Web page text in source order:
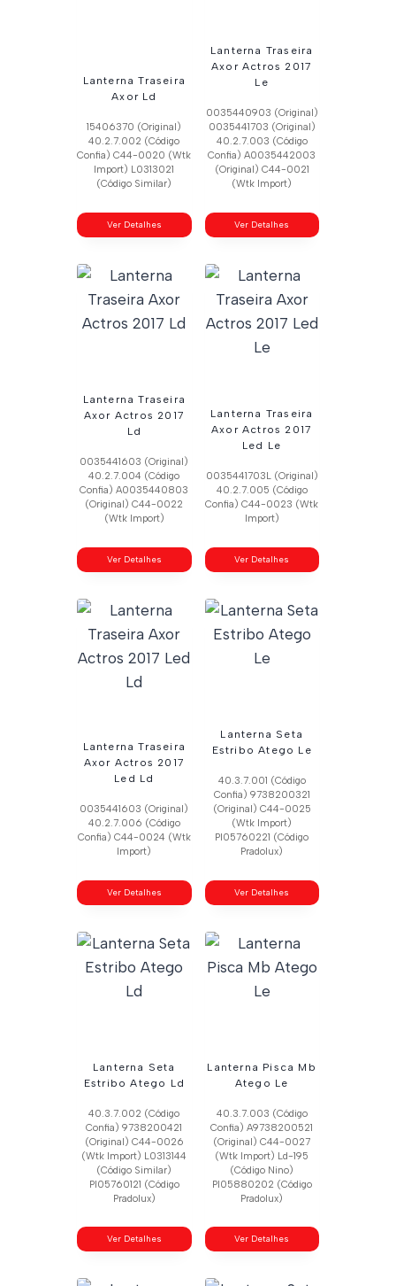
Lanterna Traseira
Axor Ld
15406370 (Original)
40.2.7.002 (Código
Confia) C44-0020 (Wtk
Import) L0313021
(Código Similar)
Ver Detalhes
Lanterna Traseira
Axor Actros 2017
Le
0035440903 (Original)
0035441703 (Original)
40.2.7.003 (Código
Confia) A0035442003
(Original) C44-0021
(Wtk Import)
Ver Detalhes
Lanterna Traseira
Axor Actros 2017
Ld
0035441603 (Original)
40.2.7.004 (Código
Confia) A0035440803
(Original) C44-0022
(Wtk Import)
Ver Detalhes
Lanterna Traseira
Axor Actros 2017
Led Le
0035441703L (Original)
40.2.7.005 (Código
Confia) C44-0023 (Wtk
Import)
Ver Detalhes
Lanterna Traseira
Axor Actros 2017
Led Ld
0035441603 (Original)
40.2.7.006 (Código
Confia) C44-0024 (Wtk
Import)
Ver Detalhes
Lanterna Seta
Estribo Atego Le
40.3.7.001 (Código
Confia) 9738200321
(Original) C44-0025
(Wtk Import)
Pl05760221 (Código
Pradolux)
Ver Detalhes
Lanterna Seta
Estribo Atego Ld
40.3.7.002 (Código
Confia) 9738200421
(Original) C44-0026
(Wtk Import) L0313144
(Código Similar)
Pl05760121 (Código
Pradolux)
Ver Detalhes
Lanterna Pisca Mb
Atego Le
40.3.7.003 (Código
Confia) A9738200521
(Original) C44-0027
(Wtk Import) Ld-195
(Código Nino)
Pl05880202 (Código
Pradolux)
Ver Detalhes